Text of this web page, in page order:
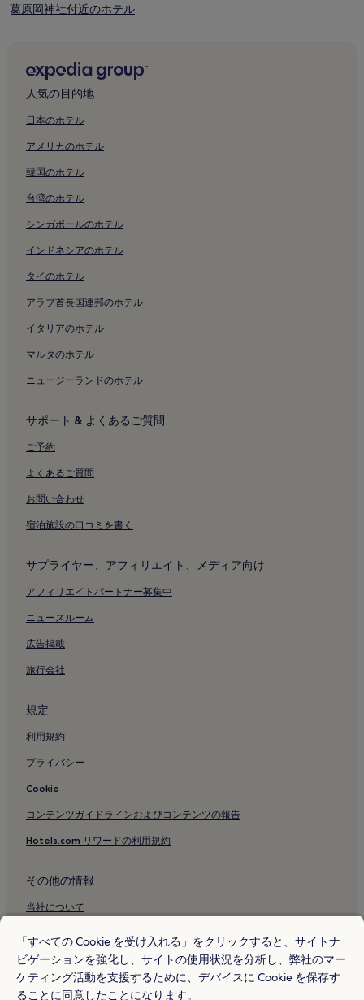
葛原岡神社付近のホテル
小坪のホテル
円応寺付近のホテル
サザン ビーチちがさき近くの駐車場のあるホテル
サザン ビーチちがさき近くのキッチン付きのホテル
サザン ビーチちがさき近くのペットと泊まれるホテル
サザン ビーチちがさき近くのビジネスホテル
サザン ビーチちがさき近くの温泉のあるホテル
サザン ビーチちがさき近くのスパのあるリゾート & ホテル
逗子海岸近くのプールのあるホテル
逗子海岸近くの駐車場のあるホテル
逗子海岸近くの朝食無料のホテル
逗子海岸近くのペットと泊まれるホテル
逗子海岸近くの格安ホテル
逗子海岸近くの高級ホテル
逗子海岸近くの温泉のあるホテル
逗子海岸近くのビーチホテル
夫婦池公園付近のホテル
極楽寺付近のホテル
御霊神社付近のホテル
鎌倉文学館付近のホテル
鎌倉海浜公園付近のホテル
佐助稲荷神社付近のホテル
長勝寺付近のホテル
妙法寺付近のホテル
安国論寺付近のホテル
曹洞宗 青木山本覺寺付近のホテル
鎌倉ハイキングコース付近のホテル
英勝寺付近のホテル
神奈川県立近代美術館付近のホテル
金龍山釈満院円頓宝戒寺付近のホテル
薬王寺付近のホテル
長寿寺付近のホテル
人気の目的地
日本のホテル
アメリカのホテル
韓国のホテル
台湾のホテル
シンガポールのホテル
インドネシアのホテル
タイのホテル
アラブ首長国連邦のホテル
イタリアのホテル
マルタのホテル
ニュージーランドのホテル
サポート & よくあるご質問
ご予約
よくあるご質問
お問い合わせ
宿泊施設の口コミを書く
サプライヤー、アフィリエイト、メディア向け
アフィリエイトパートナー募集中
ニュースルーム
広告掲載
旅行会社
規定
利用規約
プライバシー
Cookie
コンテンツガイドラインおよびコンテンツの報告
Hotels.com リワードの利用規約
その他の情報
当社について
旅行ガイド
Hotels.com リワード
「すべての Cookie を受け入れる」をクリックすると、サイトナ
ビゲーションを強化し、サイトの使用状況を分析し、弊社のマー
ケティング活動を支援するために、デバイスに Cookie を保存す
ることに同意したことになります。